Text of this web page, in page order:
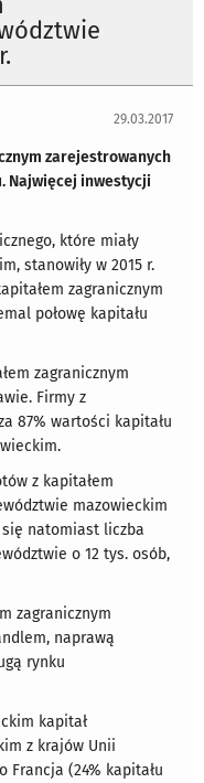
29.03.2017
zarejestrowanych
Najwięcej inwestycji
które miały
stanowiły w 2015 r.
zagranicznym
połowę kapitału
zagranicznym
Firmy z
87% wartości kapitału
z kapitałem
mazowieckim
się natomiast liczba
o 12 tys. osób,
zagranicznym
naprawą
rynku
kapitał
z krajów Unii
(24% kapitału